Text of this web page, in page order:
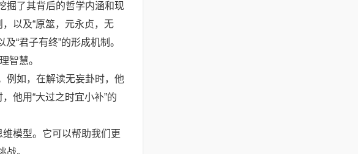
掘了其背后的哲学内涵和现
以及“原筮，元永贞，无
“君子有终”的形成机制。
智慧。
例如，在解读无妄卦时，他
他用“大过之时宜小补”的
模型。它可以帮助我们更
。